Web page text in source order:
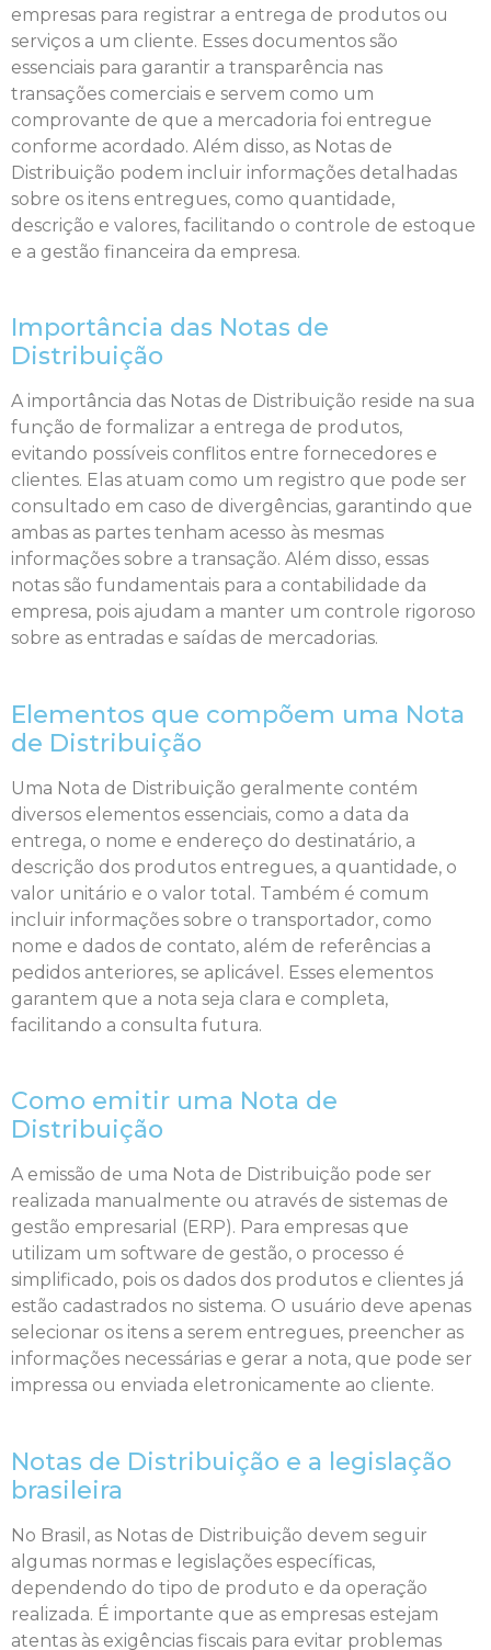
empresas para registrar a entrega de produtos ou
serviços a um cliente. Esses documentos são
essenciais para garantir a transparência nas
transações comerciais e servem como um
comprovante de que a mercadoria foi entregue
conforme acordado. Além disso, as Notas de
Distribuição podem incluir informações detalhadas
sobre os itens entregues, como quantidade,
descrição e valores, facilitando o controle de estoque
e a gestão financeira da empresa.
Importância das Notas de
Distribuição
A importância das Notas de Distribuição reside na sua
função de formalizar a entrega de produtos,
evitando possíveis conflitos entre fornecedores e
clientes. Elas atuam como um registro que pode ser
consultado em caso de divergências, garantindo que
ambas as partes tenham acesso às mesmas
informações sobre a transação. Além disso, essas
notas são fundamentais para a contabilidade da
empresa, pois ajudam a manter um controle rigoroso
sobre as entradas e saídas de mercadorias.
Elementos que compõem uma Nota
de Distribuição
Uma Nota de Distribuição geralmente contém
diversos elementos essenciais, como a data da
entrega, o nome e endereço do destinatário, a
descrição dos produtos entregues, a quantidade, o
valor unitário e o valor total. Também é comum
incluir informações sobre o transportador, como
nome e dados de contato, além de referências a
pedidos anteriores, se aplicável. Esses elementos
garantem que a nota seja clara e completa,
facilitando a consulta futura.
Como emitir uma Nota de
Distribuição
A emissão de uma Nota de Distribuição pode ser
realizada manualmente ou através de sistemas de
gestão empresarial (ERP). Para empresas que
utilizam um software de gestão, o processo é
simplificado, pois os dados dos produtos e clientes já
estão cadastrados no sistema. O usuário deve apenas
selecionar os itens a serem entregues, preencher as
informações necessárias e gerar a nota, que pode ser
impressa ou enviada eletronicamente ao cliente.
Notas de Distribuição e a legislação
brasileira
No Brasil, as Notas de Distribuição devem seguir
algumas normas e legislações específicas,
dependendo do tipo de produto e da operação
realizada. É importante que as empresas estejam
atentas às exigências fiscais para evitar problemas